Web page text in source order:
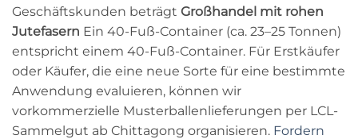
Geschäftskunden beträgt Großhandel mit rohen
Jutefasern Ein 40-Fuß-Container (ca. 23–25 Tonnen)
entspricht einem 40-Fuß-Container. Für Erstkäufer
oder Käufer, die eine neue Sorte für eine bestimmte
Anwendung evaluieren, können wir
vorkommerzielle Musterballenlieferungen per LCL-
Sammelgut ab Chittagong organisieren. Fordern